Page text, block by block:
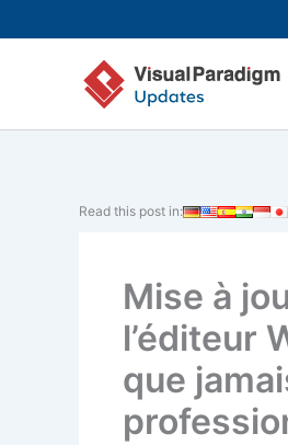
au
Read this post in:
Mise à
l’éditeur
que